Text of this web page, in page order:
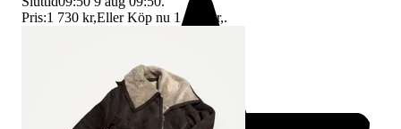
Pris:1 730 kr,Eller Köp nu 1 740 kr,.